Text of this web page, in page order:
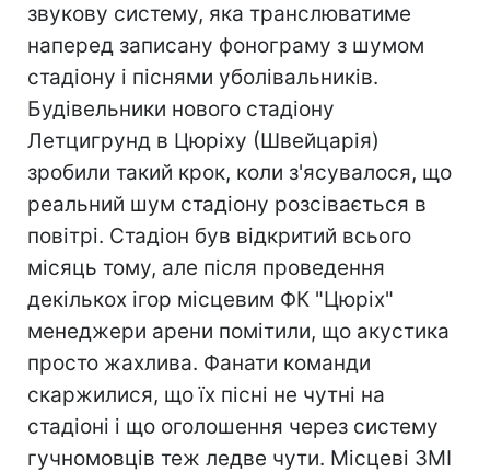
звукову систему, яка транслюватиме
наперед записану фонограму з шумом
стадіону і піснями уболівальників.
Будівельники нового стадіону
Летцигрунд в Цюріху (Швейцарія)
зробили такий крок, коли з'ясувалося, що
реальний шум стадіону розсівається в
повітрі. Стадіон був відкритий всього
місяць тому, але після проведення
декількох ігор місцевим ФК "Цюріх"
менеджери арени помітили, що акустика
просто жахлива. Фанати команди
скаржилися, що їх пісні не чутні на
стадіоні і що оголошення через систему
гучномовців теж ледве чути. Місцеві ЗМІ